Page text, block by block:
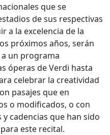
que se
de sus respectivas
a la excelencia de la
próximos años, serán
un programa
óperas de Verdi hasta
celebrar la creatividad
pasajes que en
o modificados, o con
cadencias que han sido
este recital.